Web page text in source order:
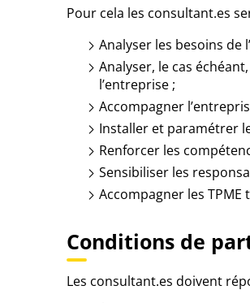
Pour cela les consultant.es
Analyser les besoins de
Analyser, le cas
l’entreprise ;
Accompagner
Installer et paramétrer
Renforcer les
Sensibiliser les
Accompagner les
Conditions de
Les consultant.es doivent